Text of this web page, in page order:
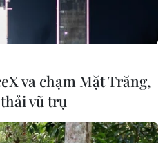
va chạm Mặt Trăng,
vũ trụ